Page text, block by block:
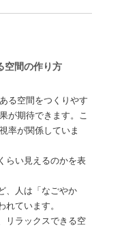
空間の作り方
る空間をつくりやす
が期待できます。こ
率が関係していま
らい見えるのかを表
、人は「なごやか
れています。
リラックスできる空